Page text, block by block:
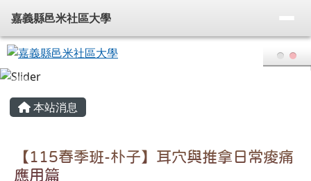
嘉義縣邑米社區大學
導覽列
嘉義縣邑米社區大學
主內容區域
本站消息
【115春季班-朴子】耳穴與推拿日常痠痛
應用篇
頁尾區域